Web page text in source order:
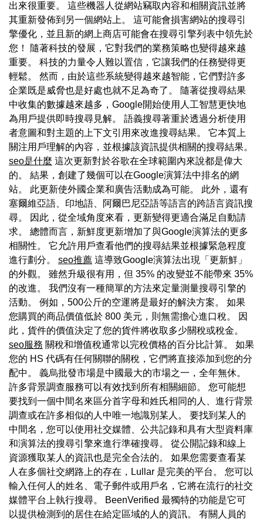
出來很重要。 這些機器人從網站竊取內容和相關資訊並將
其重新發佈到另一個網站上。 這可能會損害網站的搜尋引
擎優化，並且新的網上商店可能會在搜尋引擎列表中領先於
您！ 隨著科技的發展，它對我們的業務策略也變得越來越
重要。 科技的力量令人難以置信，它讓我們的任務變得更
輕鬆。 然而，由於這些系統變得越來越智能，它們對許多
企業既是威脅也是好處也就不足為奇了。 隨著從搜尋結果
中收集的數據越來越多，Google開始使用人工智慧更快地
為用戶提供即時搜尋見解。 語義搜尋著重於透過分析使用
者意圖和對主題的上下文引用來改進搜尋結果。 它本質上
關注用戶理解的內容，並根據該資訊提供相關的搜尋結果。
seo是什麼 這次更新對於谷歌在全球範圍內來說都是偉大
的。 結果，創建了幾個可以在Google演算法中排名的網
站。 此更新使外國企業和廣告活動成為可能。 此外，還有
塞爾維亞語、印地語、阿爾巴尼亞語等語言的跨語言資訊搜
尋。 因此，從全域角度來看，更新變得更適合滿足自動請
求。 總體而言，新鮮度更新增加了與Google演算法的更多
相關性。 它允許用戶查看他們的搜尋結果並根據緊急程度
進行劃分。 seo推薦 這導致Google演算法出現「更新鮮」
的外觀。 雖然升級很有用，但 35% 的改變並不能帶來 35%
的改進。 我們沒有一種簡單的方法來定量測量搜尋引擎的
活動。 例如，500公斤的空運將是最好的解決方案。 如果
您購買的商品價值低於 800 美元，則無需擔心進口稅。 因
此，貨件的價值決定了您的貨件將收取多少關稅或稅金。
seo服務 關稅和增值稅通常以完稅價格的百分比計算。 如果
您的 HS 代碼有任何關聯的關稅，它們將直接添加到您的分
配中。 義烏批發市場是中國最大的市場之一，全年無休。
許多背景調查服務可以有效找到所有相關細節。 您可能想
要找到一個中間名來區分首字母和姓氏相同的人、進行背景
調查或在許多相似的人中唯一地識別某人。 要找到某人的
中間名，您可以使用社交媒體、公共記錄和具有大型資料庫
和演算法的搜尋引擎來進行準確搜尋。 從公開記錄和線上
資源獲取某人的資訊也是完全合法的。 如果您需要查看某
人在多個社交網路上的存在，Lullar 是完美的平台。 您可以
輸入任何人的姓名、電子郵件或用戶名，它將在流行的社交
媒體平台上執行搜尋。 BeenVerified 最獨特的功能是它可
以提供檢測到的居住在給定區域的人的資訊。 有關人員的